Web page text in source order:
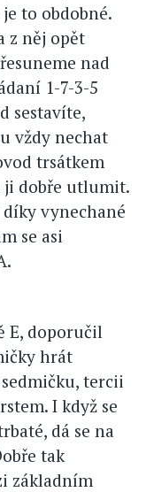
to obdobné.
z něj opět
nad
1-7-3-5
sestavíte,
vždy nechat
trsátkem
ji dobře utlumit.
vynechané
se asi
E, doporučil
hrát
tercii
I když se
dá se na
tak
základním